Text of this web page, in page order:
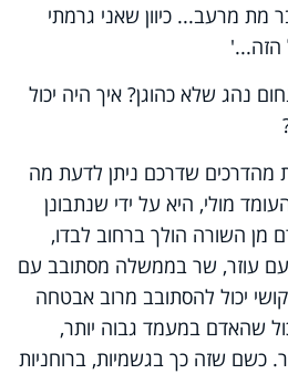
מת מרעב... כיוון שאני גרמתי
הזה...'
נהג שלא כהוגן? איך היה יכול
שדרכם ניתן לדעת מה
מולי, היא על ידי שנתבונן
מן השורה הולך ברחוב לבדו,
עוזר, שר בממשלה מסתובב עם
יכול להסתובב מרוב אבטחה
שהאדם במעמד גבוה יותר,
כשם שזה כך בגשמיות, ברוחניות